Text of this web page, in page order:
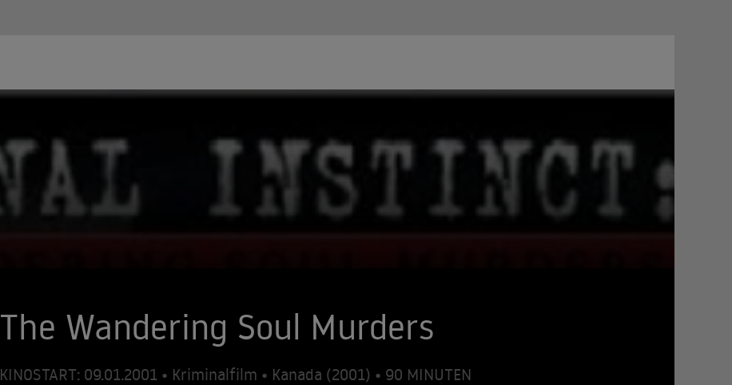
The Wandering Soul Murders
KINOSTART: 09.01.2001 • Kriminalfilm • Kanada (2001) • 90 MINUTEN